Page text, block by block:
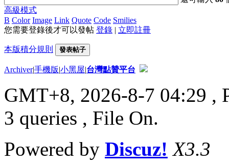
高級模式
B Color Image Link Quote Code Smilies
您需要登錄後才可以發帖 登錄 | 立即註冊
本版積分規則 發表帖子
Archiver|手機版|小黑屋|台灣點贊平台
GMT+8, 2026-8-7 04:29 ,
3 queries , File On.
Powered by Discuz! X3.3